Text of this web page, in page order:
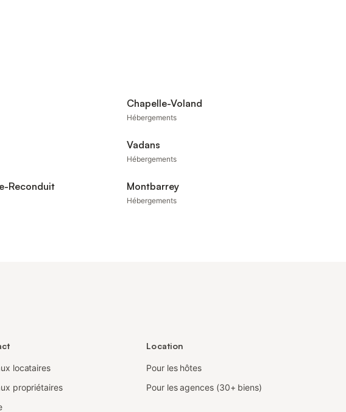
Chapelle-Voland
Hébergements
Vadans
Hébergements
Reconduit Montbarrey
Hébergements
locataires
propriétaires
Location
Pour les hôtes
Pour les agences (30+ biens)